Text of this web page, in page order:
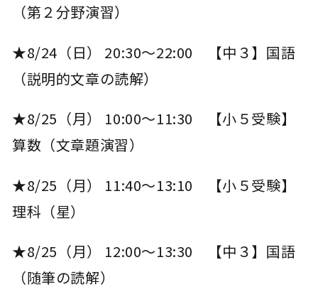
（第２分野演習）
★8/24（日） 20:30～22:00 【中３】国語
（説明的文章の読解）
★8/25（月） 10:00～11:30 【小５受験】
算数（文章題演習）
★8/25（月） 11:40～13:10 【小５受験】
理科（星）
★8/25（月） 12:00～13:30 【中３】国語
（随筆の読解）